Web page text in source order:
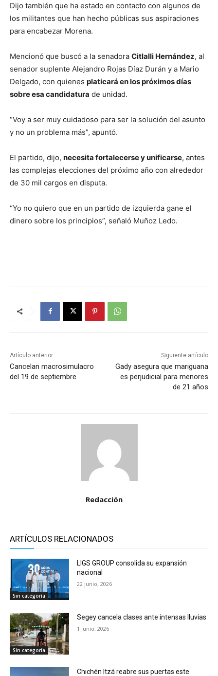
Dijo también que ha estado en contacto con algunos de
los militantes que han hecho públicas sus aspiraciones
para encabezar Morena.
Mencionó que buscó a la senadora Citlalli Hernández, al
senador suplente Alejandro Rojas Díaz Durán y a Mario
Delgado, con quienes platicará en los próximos días
sobre esa candidatura de unidad.
“Voy a ser muy cuidadoso para ser la solución del asunto
y no un problema más”, apuntó.
El partido, dijo, necesita fortalecerse y unificarse, antes
las complejas elecciones del próximo año con alrededor
de 30 mil cargos en disputa.
“Yo no quiero que en un partido de izquierda gane el
dinero sobre los principios”, señaló Muñoz Ledo.
Artículo anterior
Cancelan macrosimulacro
del 19 de septiembre
Siguiente artículo
Gady asegura que mariguana
es perjudicial para menores
de 21 años
Redacción
ARTÍCULOS RELACIONADOS
Sin categoría
LIGS GROUP consolida su expansión
nacional
22 junio, 2026
Sin categoría
Segey cancela clases ante intensas lluvias
1 junio, 2026
Chichén Itzá reabre sus puertas este